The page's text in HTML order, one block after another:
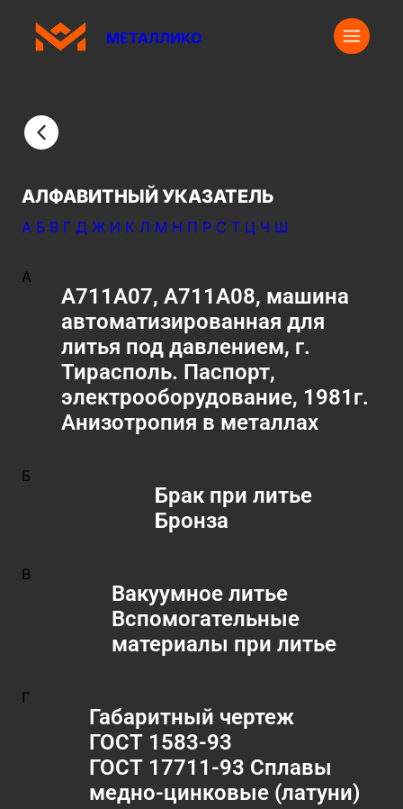
МЕТАЛЛИКО
АЛФАВИТНЫЙ УКАЗАТЕЛЬ
А Б В Г Д Ж И К Л М Н П Р С Т Ц Ч Ш
А
А711А07, А711А08, машина
автоматизированная для
литья под давлением, г.
Тирасполь. Паспорт,
электрооборудование, 1981г.
Анизотропия в металлах
Б
Брак при литье
Бронза
В
Вакуумное литье
Вспомогательные
материалы при литье
Г
Габаритный чертеж
ГОСТ 1583-93
ГОСТ 17711-93 Сплавы
медно-цинковые (латуни)